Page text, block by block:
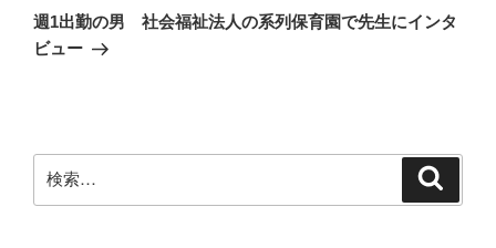
ゲ
ー
の
投
週1出勤の男 社会福祉法人の系列保育園で先生にインタ
ビュー
索: